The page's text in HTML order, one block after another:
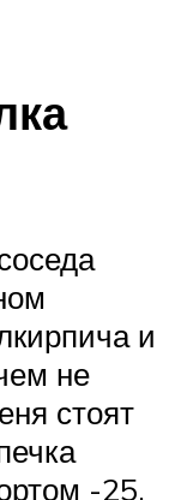
и
не
стоят
-25,